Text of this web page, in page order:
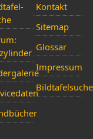
Kontakt
Sitemap
Glossar
Impressum
Bildtafelsuche